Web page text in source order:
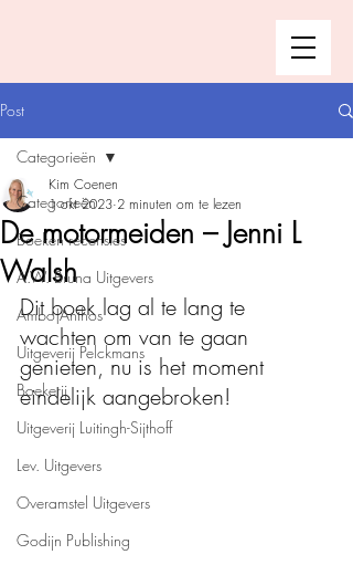
Post
Categorieën
Boeken recensies
A.W. Bruna Uitgevers
Ambo|Anthos
Uitgeverij Pelckmans
Boekerij
Uitgeverij Luitingh-Sijthoff
Lev. Uitgevers
Overamstel Uitgevers
Godijn Publishing
Categorieën
De motormeiden – Jenni L
Walsh
Kim Coenen
1 okt 2023 2 minuten om te lezen
Dit boek lag al te lang te
wachten om van te gaan
genieten, nu is het moment
eindelijk aangebroken!